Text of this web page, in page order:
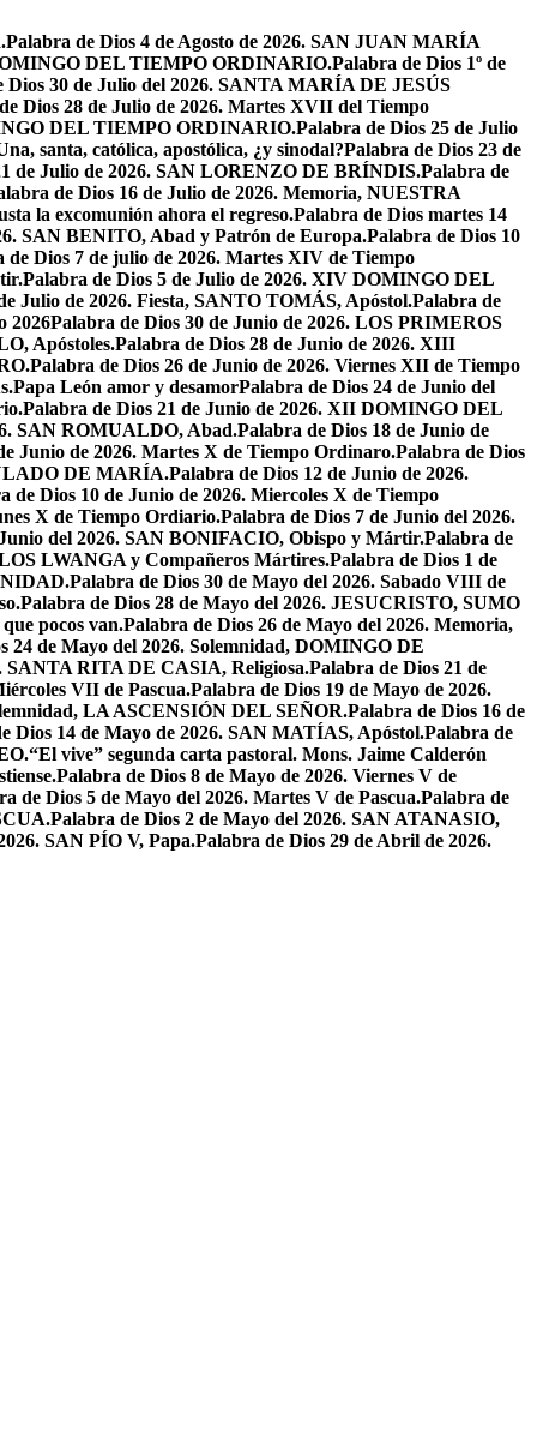
Palabra de Dios 4 de Agosto de 2026. SAN JUAN MARÍA
DEL TIEMPO ORDINARIO.Palabra de Dios 1º de
Dios 30 de Julio del 2026. SANTA MARÍA DE JESÚS
Dios 28 de Julio de 2026. Martes XVII del Tiempo
DEL TIEMPO ORDINARIO.Palabra de Dios 25 de Julio
santa, católica, apostólica, ¿y sinodal?Palabra de Dios 23 de
de Julio de 2026. SAN LORENZO DE BRÍNDIS.Palabra de
de Dios 16 de Julio de 2026. Memoria, NUESTRA
la excomunión ahora el regreso.Palabra de Dios martes 14
SAN BENITO, Abad y Patrón de Europa.Palabra de Dios 10
de Dios 7 de julio de 2026. Martes XIV de Tiempo
Palabra de Dios 5 de Julio de 2026. XIV DOMINGO DEL
Julio de 2026. Fiesta, SANTO TOMÁS, Apóstol.Palabra de
2026Palabra de Dios 30 de Junio de 2026. LOS PRIMEROS
Apóstoles.Palabra de Dios 28 de Junio de 2026. XIII
Palabra de Dios 26 de Junio de 2026. Viernes XII de Tiempo
Papa León amor y desamorPalabra de Dios 24 de Junio del
Palabra de Dios 21 de Junio de 2026. XII DOMINGO DEL
SAN ROMUALDO, Abad.Palabra de Dios 18 de Junio de
Junio de 2026. Martes X de Tiempo Ordinaro.Palabra de Dios
DE MARÍA.Palabra de Dios 12 de Junio de 2026.
de Dios 10 de Junio de 2026. Miercoles X de Tiempo
X de Tiempo Ordiario.Palabra de Dios 7 de Junio del 2026.
del 2026. SAN BONIFACIO, Obispo y Mártir.Palabra de
LWANGA y Compañeros Mártires.Palabra de Dios 1 de
Palabra de Dios 30 de Mayo del 2026. Sabado VIII de
Palabra de Dios 28 de Mayo del 2026. JESUCRISTO, SUMO
pocos van.Palabra de Dios 26 de Mayo del 2026. Memoria,
24 de Mayo del 2026. Solemnidad, DOMINGO DE
SANTA RITA DE CASIA, Religiosa.Palabra de Dios 21 de
VII de Pascua.Palabra de Dios 19 de Mayo de 2026.
LA ASCENSIÓN DEL SEÑOR.Palabra de Dios 16 de
Dios 14 de Mayo de 2026. SAN MATÍAS, Apóstol.Palabra de
“El vive” segunda carta pastoral. Mons. Jaime Calderón
Palabra de Dios 8 de Mayo de 2026. Viernes V de
de Dios 5 de Mayo del 2026. Martes V de Pascua.Palabra de
Palabra de Dios 2 de Mayo del 2026. SAN ATANASIO,
SAN PÍO V, Papa.Palabra de Dios 29 de Abril de 2026.